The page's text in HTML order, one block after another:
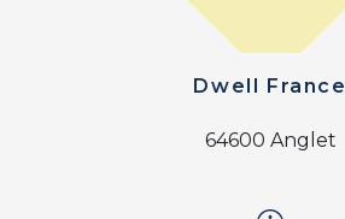
Dwell France
64600 Anglet